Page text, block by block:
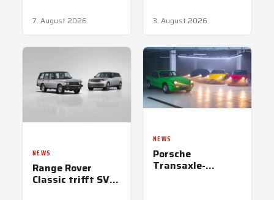
7. August 2026 3. August 2026
NEWS
Range Rover
Classic trifft SV
NEWS
Porsche
Transaxle-